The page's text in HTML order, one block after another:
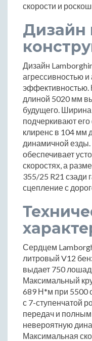
скорости и
Дизайн
Дизайн
агрессивностью
эффективностью.
длиной 5020 мм
будущего.
подчеркивают
клиренс в 104 мм
динамичной
обеспечивает
скоростях, а
355/25 R21 сзади
сцепление с
Сердцем
литровый V12
выдает 750
Максимальный
689 Н*м при 5500
с 7-ступенчатой
передач и
невероятную
Максимальная